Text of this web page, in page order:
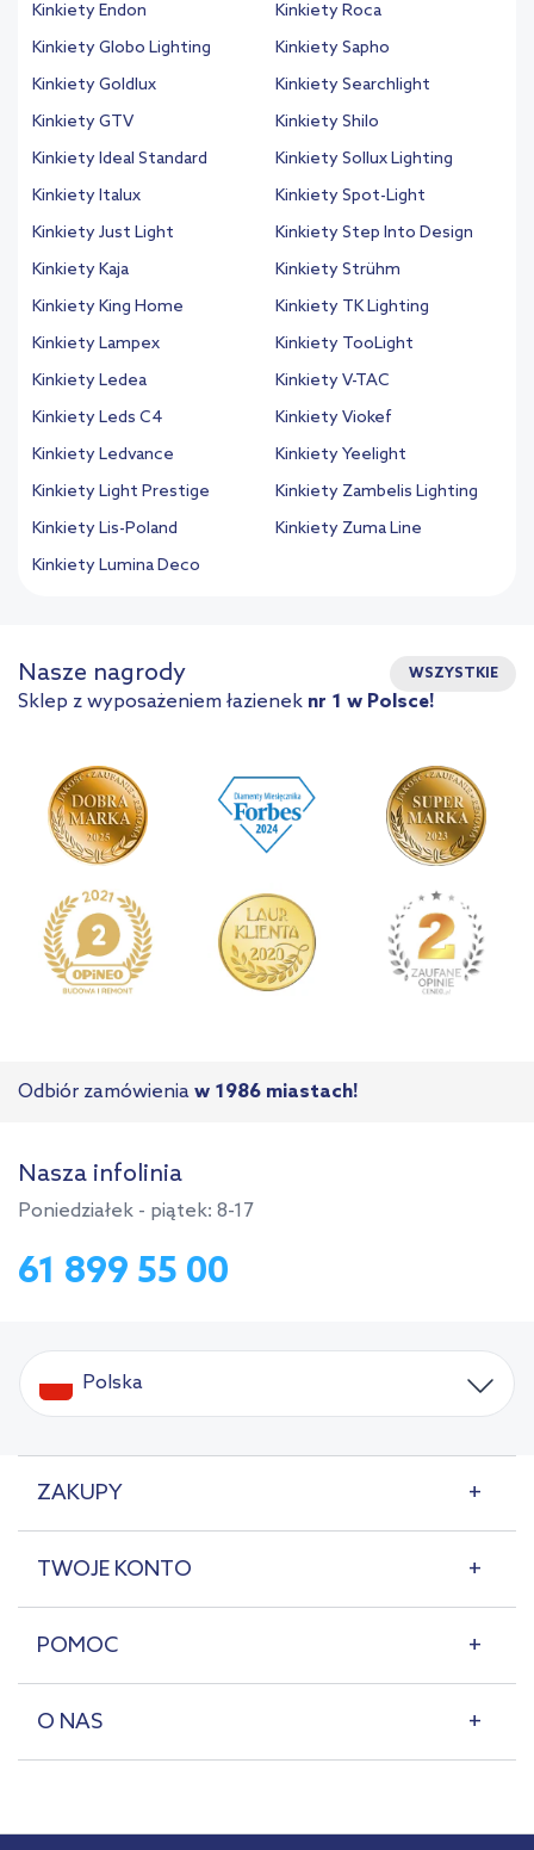
Kinkiety Endon
Kinkiety Globo Lighting
Kinkiety Goldlux
Kinkiety GTV
Kinkiety Ideal Standard
Kinkiety Italux
Kinkiety Just Light
Kinkiety Kaja
Kinkiety King Home
Kinkiety Lampex
Kinkiety Ledea
Kinkiety Leds C4
Kinkiety Ledvance
Kinkiety Light Prestige
Kinkiety Lis-Poland
Kinkiety Lumina Deco
Kinkiety Roca
Kinkiety Sapho
Kinkiety Searchlight
Kinkiety Shilo
Kinkiety Sollux Lighting
Kinkiety Spot-Light
Kinkiety Step Into Design
Kinkiety Strühm
Kinkiety TK Lighting
Kinkiety TooLight
Kinkiety V-TAC
Kinkiety Viokef
Kinkiety Yeelight
Kinkiety Zambelis Lighting
Kinkiety Zuma Line
Nasze nagrody WSZYSTKIE
Sklep z wyposażeniem łazienek nr 1 w Polsce!
Odbiór zamówienia w 1986 miastach!
Nasza infolinia
Poniedziałek - piątek: 8-17
61 899 55 00
Polska
ZAKUPY
TWOJE KONTO
POMOC
O NAS